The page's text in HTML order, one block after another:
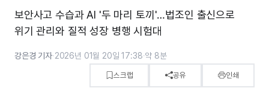
보안사고 수습과 AI '두 마리 토끼'…법조인 출신으로
위기 관리와 질적 성장 병행 시험대
강은경 기자·2026년 01월 20일 17:38·약 8분
스크랩 공유 인쇄